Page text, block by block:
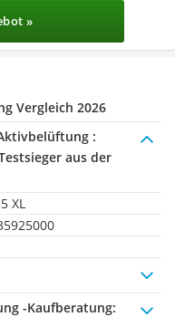
»
Vergleich 2026
:
aus der
XL
-Kaufberatung: